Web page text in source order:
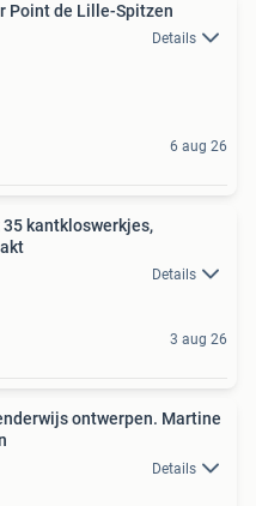
Point de Lille-Spitzen
Details
6 aug 26
kantkloswerkjes,
Details
3 aug 26
ontwerpen. Martine
Details